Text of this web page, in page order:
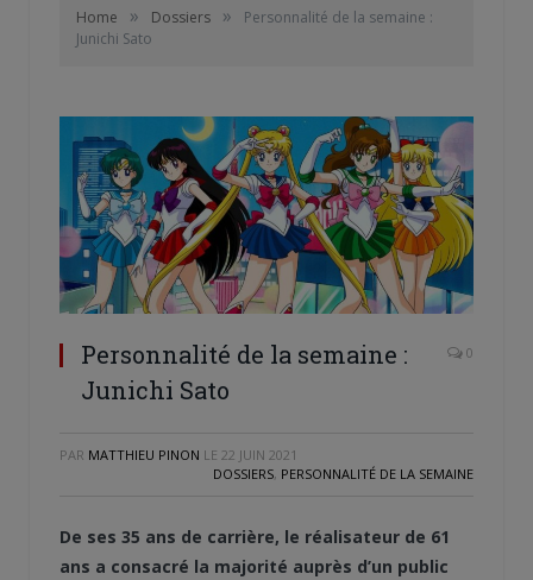
Home » Dossiers »
Personnalité de la semaine :
Junichi Sato
Personnalité de la semaine :
Junichi Sato
0
PAR MATTHIEU PINON LE 22 JUIN 2021
DOSSIERS, PERSONNALITÉ DE LA SEMAINE
De ses 35 ans de carrière, le réalisateur de 61
ans a consacré la majorité auprès d’un public